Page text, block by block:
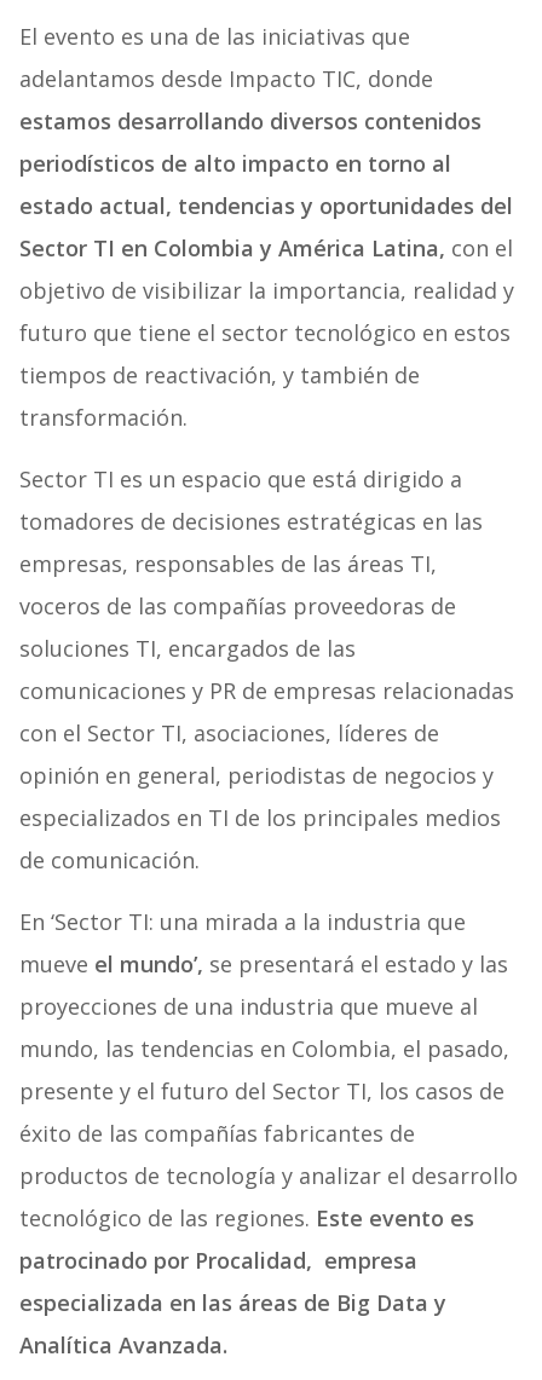
El evento es una de las iniciativas que
adelantamos desde Impacto TIC, donde
estamos desarrollando diversos contenidos
periodísticos de alto impacto en torno al
estado actual, tendencias y oportunidades del
Sector TI en Colombia y América Latina, con el
objetivo de visibilizar la importancia, realidad y
futuro que tiene el sector tecnológico en estos
tiempos de reactivación, y también de
transformación.
Sector TI es un espacio que está dirigido a
tomadores de decisiones estratégicas en las
empresas, responsables de las áreas TI,
voceros de las compañías proveedoras de
soluciones TI, encargados de las
comunicaciones y PR de empresas relacionadas
con el Sector TI, asociaciones, líderes de
opinión en general, periodistas de negocios y
especializados en TI de los principales medios
de comunicación.
En ‘Sector TI: una mirada a la industria que
mueve el mundo’, se presentará el estado y las
proyecciones de una industria que mueve al
mundo, las tendencias en Colombia, el pasado,
presente y el futuro del Sector TI, los casos de
éxito de las compañías fabricantes de
productos de tecnología y analizar el desarrollo
tecnológico de las regiones. Este evento es
patrocinado por Procalidad, empresa
especializada en las áreas de Big Data y
Analítica Avanzada.